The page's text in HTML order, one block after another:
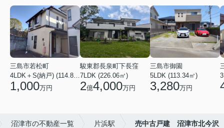
三島市若松町
1,000万円
駿東郡長泉町下長窪
7LDK (226.06㎡)
2億4,000万円
三島市御園
5LDK (113.34㎡)
3,280万円
沼津市の不動産一覧 片浜駅 売中古戸建 沼津市北今沢